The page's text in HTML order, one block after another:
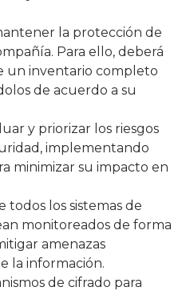
la protección de
Para ello, deberá
un inventario completo
de acuerdo a su
y priorizar los riesgos
implementando
minimizar su impacto en
todos los sistemas de
monitoreados de forma
amenazas
la información.
de cifrado para